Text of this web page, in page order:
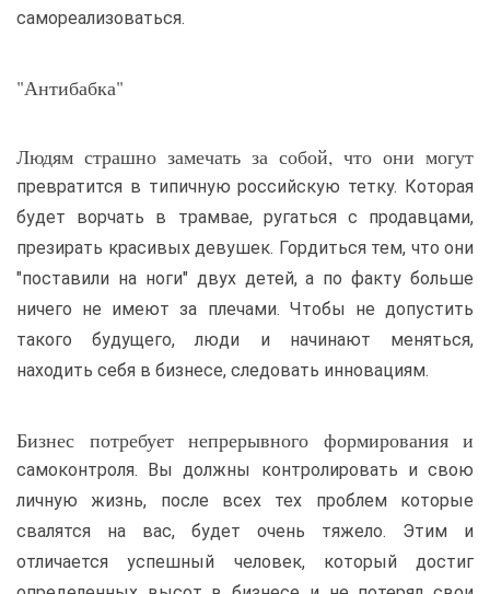
самореализоваться.
"Антибабка"
Людям страшно замечать за собой, что они могут
превратится в типичную российскую тетку. Которая
будет ворчать в трамвае, ругаться с продавцами,
презирать красивых девушек. Гордиться тем, что они
"поставили на ноги" двух детей, а по факту больше
ничего не имеют за плечами. Чтобы не допустить
такого будущего, люди и начинают меняться,
находить себя в бизнесе, следовать инновациям.
Бизнес потребует непрерывного формирования и
самоконтроля. Вы должны контролировать и свою
личную жизнь, после всех тех проблем которые
свалятся на вас, будет очень тяжело. Этим и
отличается успешный человек, который достиг